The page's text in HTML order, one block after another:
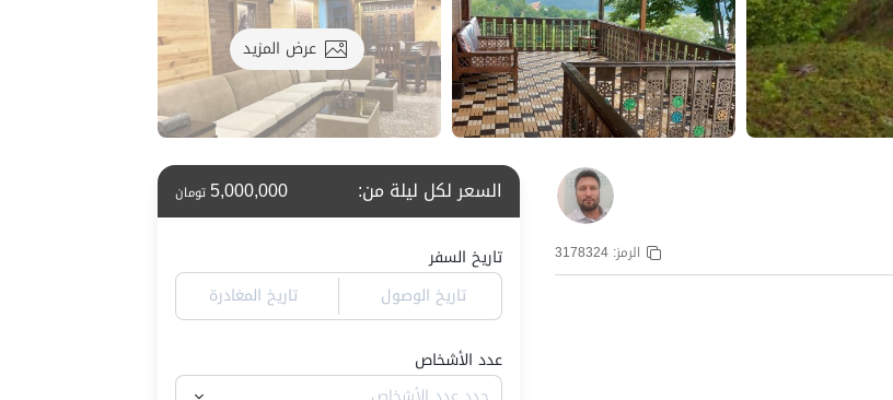
عرض المزيد
الرمز:3178324
السعر لكل ليلة من:
5,000,000 تومان
تاريخ السفر
تاريخ الوصول
تاريخ المغادرة
عدد الأشخاص